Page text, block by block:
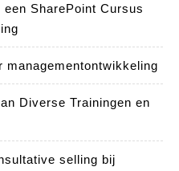
SharePoint Cursus
managementontwikkeling
Diverse Trainingen en
selling bij